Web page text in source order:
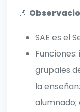
🎶
SAE es el
grupales
la
alumnado;